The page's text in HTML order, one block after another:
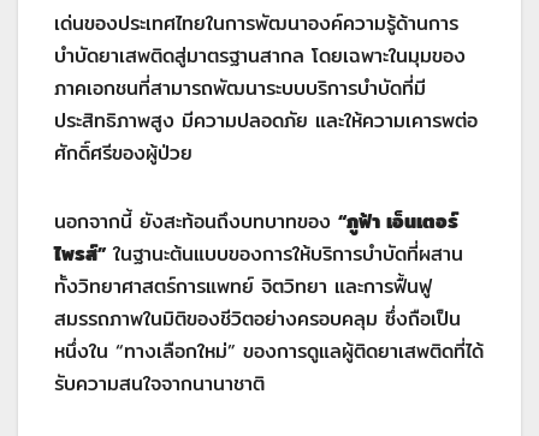
เด่นของประเทศไทยในการพัฒนาองค์ความรู้ด้านการ
บำบัดยาเสพติดสู่มาตรฐานสากล โดยเฉพาะในมุมของ
ภาคเอกชนที่สามารถพัฒนาระบบบริการบำบัดที่มี
ประสิทธิภาพสูง มีความปลอดภัย และให้ความเคารพต่อ
ศักดิ์ศรีของผู้ป่วย
นอกจากนี้ ยังสะท้อนถึงบทบาทของ “ภูฟ้า เอ็นเตอร์
ไพรส์” ในฐานะต้นแบบของการให้บริการบำบัดที่ผสาน
ทั้งวิทยาศาสตร์การแพทย์ จิตวิทยา และการฟื้นฟู
สมรรถภาพในมิติของชีวิตอย่างครอบคลุม ซึ่งถือเป็น
หนึ่งใน “ทางเลือกใหม่” ของการดูแลผู้ติดยาเสพติดที่ได้
รับความสนใจจากนานาชาติ